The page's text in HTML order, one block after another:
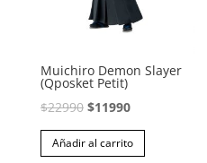
Muichiro Demon Slayer
(Qposket Petit)
$22990 El
precio
original
$11990El
precio
actual
Añadir al carrito